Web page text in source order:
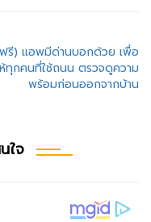
รี) แอพมีด่านบอกด้วย เพื่อ
ทุกคนที่ใช้ถนน ตรวจดูความ
พร้อมก่อนออกจากบ้าน
ใจ